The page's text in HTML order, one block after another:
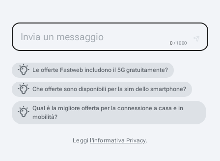
0 / 1000
Le offerte Fastweb includono il 5G gratuitamente?
Che offerte sono disponibili per la sim dello smartphone?
Qual è la migliore offerta per la connessione a casa e in
mobilità?
Leggi l'informativa Privacy.